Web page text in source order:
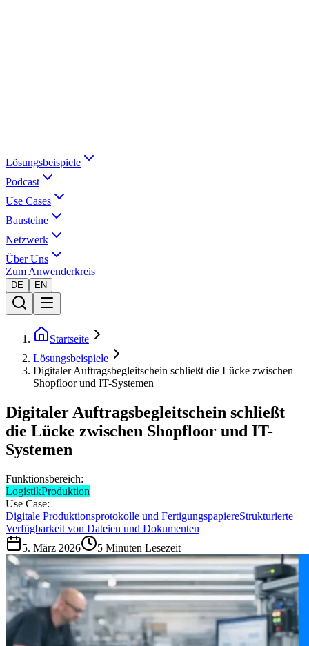
Lösungsbeispiele
Podcast
Use Cases
Bausteine
Netzwerk
Über Uns
Zum Anwenderkreis
DE EN
Startseite
Lösungsbeispiele
Digitaler Auftragsbegleitschein schließt die Lücke zwischen
Shopfloor und IT-Systemen
Digitaler Auftragsbegleitschein schließt
die Lücke zwischen Shopfloor und IT-
Systemen
Funktionsbereich:
LogistikProduktion
Use Case:
Digitale Produktionsprotokolle und FertigungspapiereStrukturierte
Verfügbarkeit von Dateien und Dokumenten
5. März 2026
5 Minuten Lesezeit